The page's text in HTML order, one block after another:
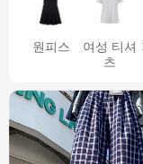
원피스
여성 티셔
츠